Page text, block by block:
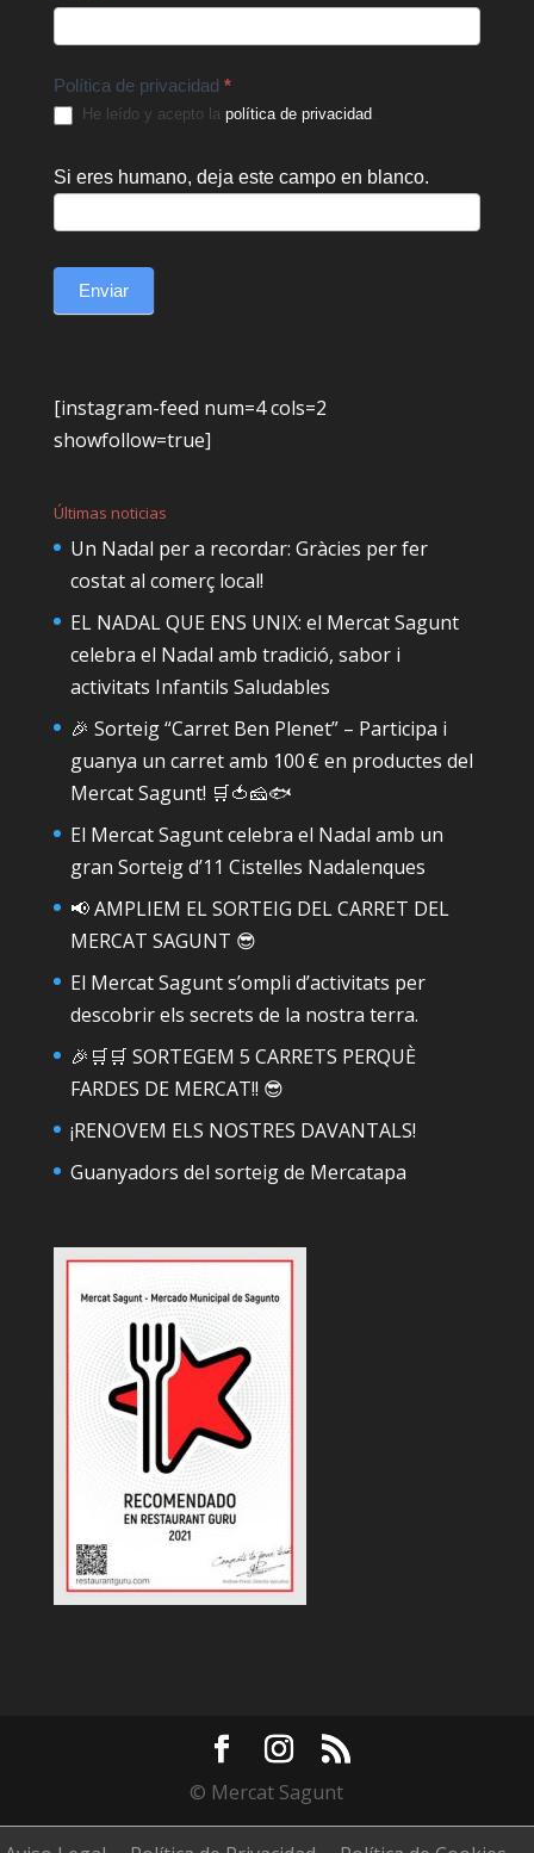
Política de privacidad *
He leído y acepto la política de privacidad.
Si eres humano, deja este campo en blanco.
Enviar
[instagram-feed num=4 cols=2
showfollow=true]
Últimas noticias
Un Nadal per a recordar: Gràcies per fer
costat al comerç local!
EL NADAL QUE ENS UNIX: el Mercat Sagunt
celebra el Nadal amb tradició, sabor i
activitats Infantils Saludables
🎉 Sorteig “Carret Ben Plenet” – Participa i
guanya un carret amb 100 € en productes del
Mercat Sagunt! 🛒🍅🧀🐟
El Mercat Sagunt celebra el Nadal amb un
gran Sorteig d’11 Cistelles Nadalenques
📢 AMPLIEM EL SORTEIG DEL CARRET DEL
MERCAT SAGUNT 😎
El Mercat Sagunt s’ompli d’activitats per
descobrir els secrets de la nostra terra.
🎉🛒🛒 SORTEGEM 5 CARRETS PERQUÈ
FARDES DE MERCAT!! 😎
¡RENOVEM ELS NOSTRES DAVANTALS!
Guanyadors del sorteig de Mercatapa
© Mercat Sagunt